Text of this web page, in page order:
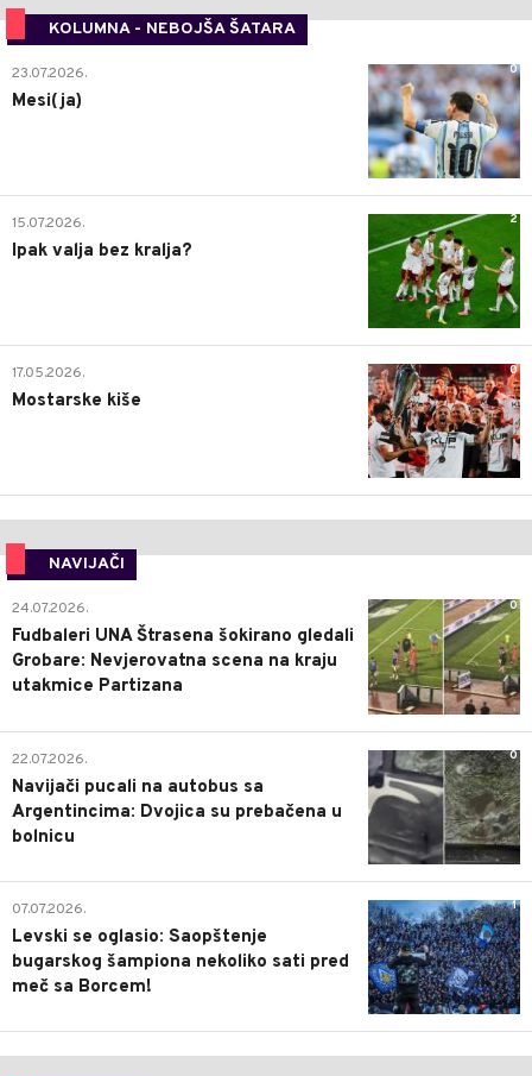
KOLUMNA - NEBOJŠA ŠATARA
0
23.07.2026.
Mesi(ja)
2
15.07.2026.
Ipak valja bez kralja?
0
17.05.2026.
Mostarske kiše
NAVIJAČI
0
24.07.2026.
Fudbaleri UNA Štrasena šokirano gledali
Grobare: Nevjerovatna scena na kraju
utakmice Partizana
0
22.07.2026.
Navijači pucali na autobus sa
Argentincima: Dvojica su prebačena u
bolnicu
1
07.07.2026.
Levski se oglasio: Saopštenje
bugarskog šampiona nekoliko sati pred
meč sa Borcem!